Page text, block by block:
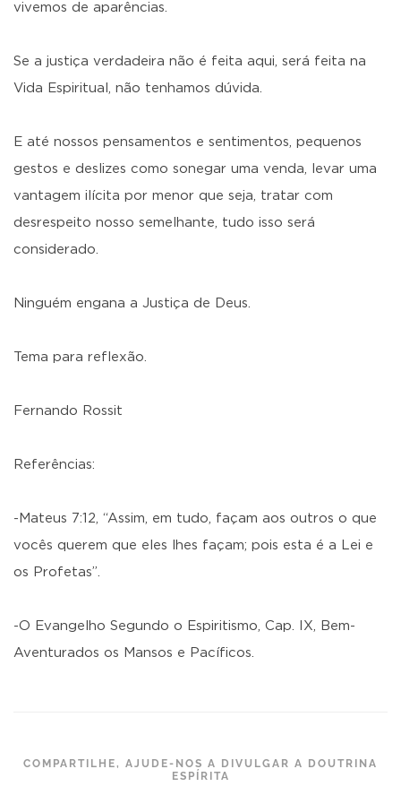
vivemos de aparências.
Se a justiça verdadeira não é feita aqui, será feita na
Vida Espiritual, não tenhamos dúvida.
E até nossos pensamentos e sentimentos, pequenos
gestos e deslizes como sonegar uma venda, levar uma
vantagem ilícita por menor que seja, tratar com
desrespeito nosso semelhante, tudo isso será
considerado.
Ninguém engana a Justiça de Deus.
Tema para reflexão.
Fernando Rossit
Referências:
-Mateus 7:12, “Assim, em tudo, façam aos outros o que
vocês querem que eles lhes façam; pois esta é a Lei e
os Profetas”.
-O Evangelho Segundo o Espiritismo, Cap. IX, Bem-
Aventurados os Mansos e Pacíficos.
COMPARTILHE, AJUDE-NOS A DIVULGAR A DOUTRINA
ESPÍRITA